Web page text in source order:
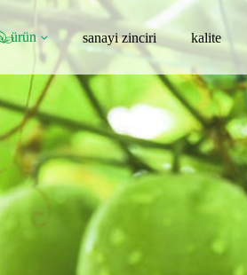
ürün sanayi zinciri kalite